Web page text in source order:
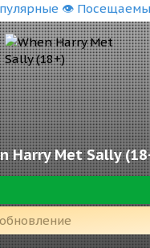
👁
Harry Met Sally